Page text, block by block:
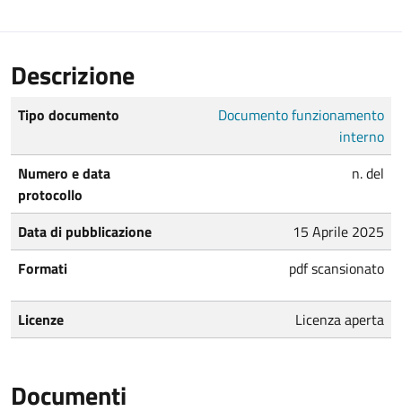
Descrizione
Tipo documento
Documento funzionamento
interno
Numero e data
protocollo
n. del
Data di pubblicazione
15 Aprile 2025
Formati
pdf scansionato
Licenze Licenza aperta
Documenti